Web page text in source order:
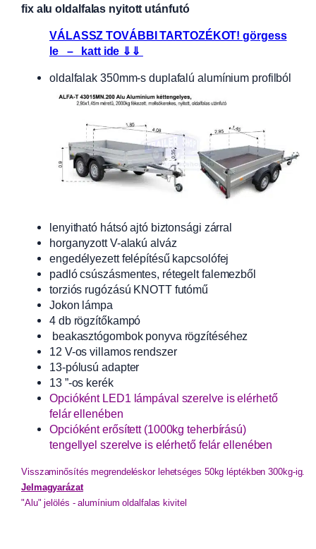
fix alu oldalfalas nyitott utánfutó
VÁLASSZ TOVÁBBI TARTOZÉKOT! görgess
le – katt ide ⇓⇓
oldalfalak 350mm-s duplafalú alumínium profilból
lenyitható hátsó ajtó biztonsági zárral
horganyzott V-alakú alváz
engedélyezett felépítésű kapcsolófej
padló csúszásmentes, rétegelt falemezből
torziós rugózású KNOTT futómű
Jokon lámpa
4 db rögzítőkampó
beakasztógombok ponyva rögzítéséhez
12 V-os villamos rendszer
13-pólusú adapter
13 ”-os kerék
Opcióként LED1 lámpával szerelve is elérhető
felár ellenében
Opcióként erősített (1000kg teherbírású)
tengellyel szerelve is elérhető felár ellenében
Visszaminősítés megrendeléskor lehetséges 50kg léptékben 300kg-ig.
Jelmagyarázat
"Alu" jelölés - alumínium oldalfalas kivitel